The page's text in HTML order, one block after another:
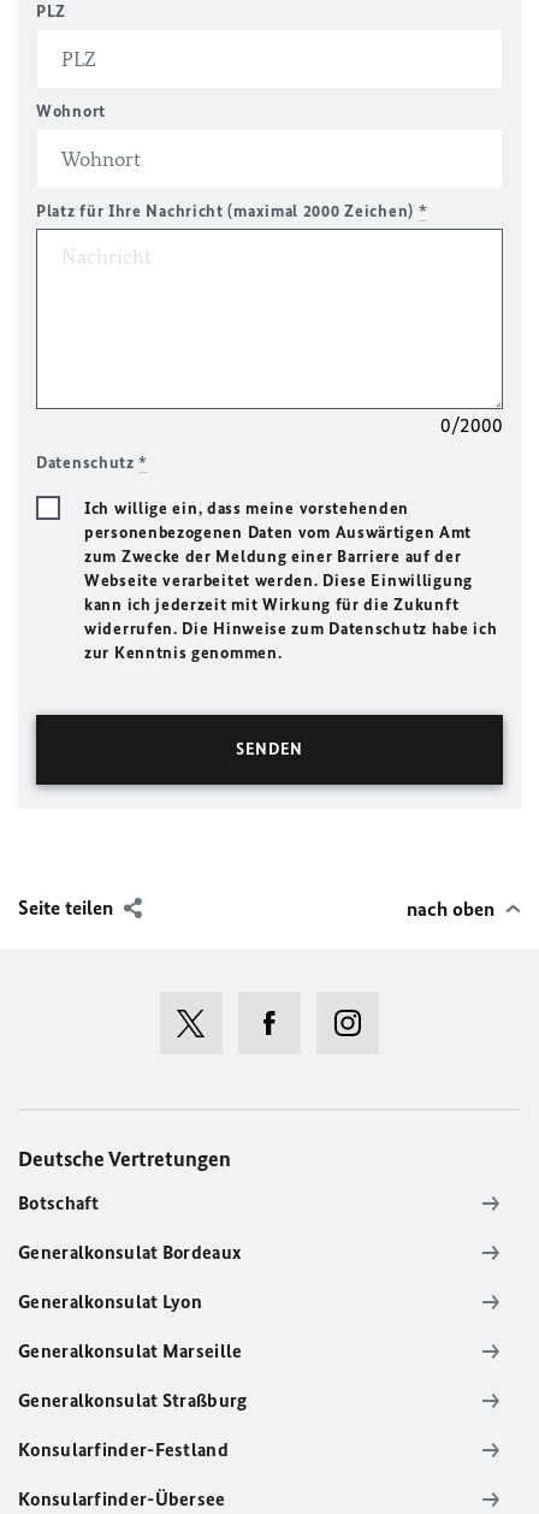
PLZ
Wohnort
Platz für Ihre Nachricht (maximal 2000 Zeichen) *
0/2000
Datenschutz*
Ich willige ein, dass meine vorstehenden
personenbezogenen Daten vom Auswärtigen Amt
zum Zwecke der Meldung einer Barriere auf der
Webseite verarbeitet werden. Diese Einwilligung
kann ich jederzeit mit Wirkung für die Zukunft
widerrufen. Die Hinweise zum Datenschutz habe ich
zur Kenntnis genommen.
Seite teilen nach oben
Deutsche Vertretungen
Botschaft
Generalkonsulat Bordeaux
Generalkonsulat Lyon
Generalkonsulat Marseille
Generalkonsulat Straßburg
Konsularfinder-Festland
Konsularfinder-Übersee